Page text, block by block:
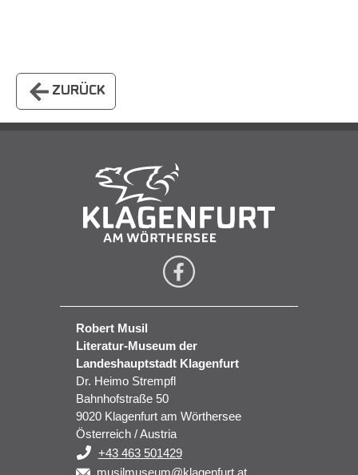
ZURÜCK
Robert Musil
Literatur-Museum der
Landeshauptstadt Klagenfurt
Dr. Heimo Strempfl
Bahnhofstraße 50
9020 Klagenfurt am Wörthersee
Österreich / Austria
+43 463 501429